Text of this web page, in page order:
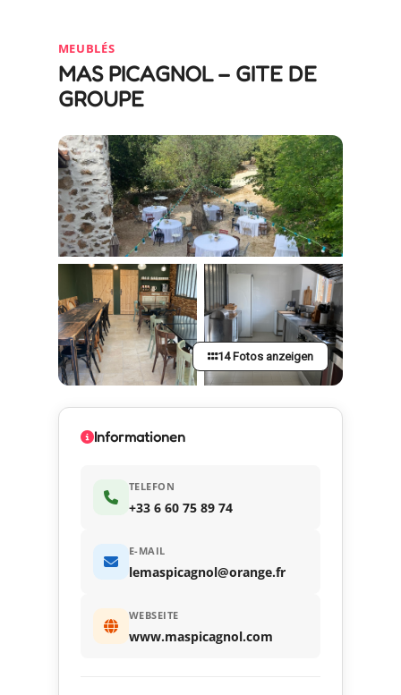
MEUBLÉS
MAS PICAGNOL – GITE DE
GROUPE
14 Fotos anzeigen
Informationen
TELEFON
+33 6 60 75 89 74
E-MAIL
lemaspicagnol@orange.fr
WEBSEITE
www.maspicagnol.com